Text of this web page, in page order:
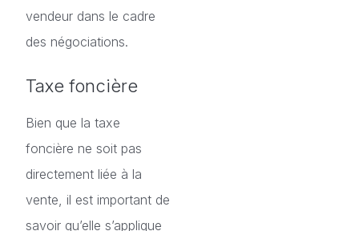
vendeur dans le cadre
des négociations.
Taxe foncière
Bien que la taxe
foncière ne soit pas
directement liée à la
vente, il est important de
savoir qu’elle s’applique